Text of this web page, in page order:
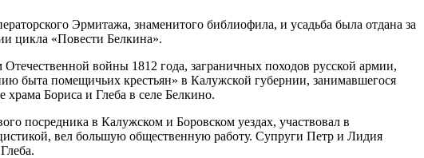
Эрмитажа, знаменитого библиофила, и усадьба была отдана за
цикла «Повести Белкина».
войны 1812 года, заграничных походов русской армии,
быта помещичьих крестьян» в Калужской губернии, занимавшегося
Бориса и Глеба в селе Белкино.
посредника в Калужском и Боровском уездах, участвовал в
вел большую общественную работу. Супруги Петр и Лидия